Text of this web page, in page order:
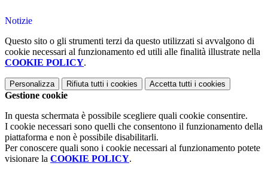
Notizie
Questo sito o gli strumenti terzi da questo utilizzati si avvalgono di
cookie necessari al funzionamento ed utili alle finalità illustrate nella
COOKIE POLICY.
Personalizza Rifiuta tutti i cookies Accetta tutti i cookies
Gestione cookie
In questa schermata è possibile scegliere quali cookie consentire.
I cookie necessari sono quelli che consentono il funzionamento della
piattaforma e non è possibile disabilitarli.
Per conoscere quali sono i cookie necessari al funzionamento potete
visionare la COOKIE POLICY.